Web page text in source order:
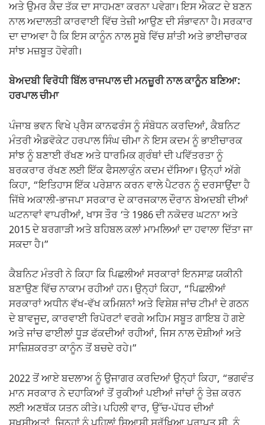
ਅਤੇ ਉਮਰ ਕੈਦ ਤੱਕ ਦਾ ਸਾਹਮਣਾ ਕਰਨਾ ਪਵੇਗਾ। ਇਸ ਐਕਟ ਦੇ ਬਣਨ
ਨਾਲ ਅਦਾਲਤੀ ਕਾਰਵਾਈ ਵਿੱਚ ਤੇਜ਼ੀ ਆਉਣ ਦੀ ਸੰਭਾਵਨਾ ਹੈ। ਸਰਕਾਰ
ਦਾ ਦਾਅਵਾ ਹੈ ਕਿ ਇਸ ਕਾਨੂੰਨ ਨਾਲ ਸੂਬੇ ਵਿੱਚ ਸ਼ਾਂਤੀ ਅਤੇ ਭਾਈਚਾਰਕ
ਸਾਂਝ ਮਜ਼ਬੂਤ ਹੋਵੇਗੀ।
ਬੇਅਦਬੀ ਵਿਰੋਧੀ ਬਿੱਲ ਰਾਜਪਾਲ ਦੀ ਮਨਜ਼ੂਰੀ ਨਾਲ ਕਾਨੂੰਨ ਬਣਿਆ:
ਹਰਪਾਲ ਚੀਮਾ
ਪੰਜਾਬ ਭਵਨ ਵਿਖੇ ਪ੍ਰੈਸ ਕਾਨਫਰੰਸ ਨੂੰ ਸੰਬੋਧਨ ਕਰਦਿਆਂ, ਕੈਬਨਿਟ
ਮੰਤਰੀ ਐਡਵੋਕੇਟ ਹਰਪਾਲ ਸਿੰਘ ਚੀਮਾ ਨੇ ਇਸ ਕਦਮ ਨੂੰ ਭਾਈਚਾਰਕ
ਸਾਂਝ ਨੂੰ ਬਣਾਈ ਰੱਖਣ ਅਤੇ ਧਾਰਮਿਕ ਗ੍ਰੰਥਾਂ ਦੀ ਪਵਿੱਤਰਤਾ ਨੂੰ
ਬਰਕਰਾਰ ਰੱਖਣ ਲਈ ਇੱਕ ਫੈਸਲਾਕੁੰਨ ਕਦਮ ਦੱਸਿਆ। ਉਨ੍ਹਾਂ ਅੱਗੇ
ਕਿਹਾ, “ਇਤਿਹਾਸ ਇੱਕ ਪਰੇਸ਼ਾਨ ਕਰਨ ਵਾਲੇ ਪੈਟਰਨ ਨੂੰ ਦਰਸਾਉਂਦਾ ਹੈ
ਜਿੱਥੇ ਅਕਾਲੀ-ਭਾਜਪਾ ਸਰਕਾਰ ਦੇ ਕਾਰਜਕਾਲ ਦੌਰਾਨ ਬੇਅਦਬੀ ਦੀਆਂ
ਘਟਨਾਵਾਂ ਵਾਪਰੀਆਂ, ਖਾਸ ਤੌਰ ‘ਤੇ 1986 ਦੀ ਨਕੋਦਰ ਘਟਨਾ ਅਤੇ
2015 ਦੇ ਬਰਗਾੜੀ ਅਤੇ ਬਹਿਬਲ ਕਲਾਂ ਮਾਮਲਿਆਂ ਦਾ ਹਵਾਲਾ ਦਿੱਤਾ ਜਾ
ਸਕਦਾ ਹੈ।”
ਕੈਬਨਿਟ ਮੰਤਰੀ ਨੇ ਕਿਹਾ ਕਿ ਪਿਛਲੀਆਂ ਸਰਕਾਰਾਂ ਇਨਸਾਫ਼ ਯਕੀਨੀ
ਬਣਾਉਣ ਵਿੱਚ ਨਾਕਾਮ ਰਹੀਆਂ ਹਨ। ਉਨ੍ਹਾਂ ਕਿਹਾ, “ਪਿਛਲੀਆਂ
ਸਰਕਾਰਾਂ ਅਧੀਨ ਵੱਖ-ਵੱਖ ਕਮਿਸ਼ਨਾਂ ਅਤੇ ਵਿਸ਼ੇਸ਼ ਜਾਂਚ ਟੀਮਾਂ ਦੇ ਗਠਨ
ਦੇ ਬਾਵਜੂਦ, ਕਾਰਵਾਈ ਰਿਪੋਰਟਾਂ ਵਰਗੇ ਅਹਿਮ ਸਬੂਤ ਗਾਇਬ ਹੋ ਗਏ
ਅਤੇ ਜਾਂਚ ਫਾਈਲਾਂ ਧੂੜ ਫੱਕਦੀਆਂ ਰਹੀਆਂ, ਜਿਸ ਨਾਲ ਦੋਸ਼ੀਆਂ ਅਤੇ
ਸਾਜ਼ਿਸ਼ਕਰਤਾ ਕਾਨੂੰਨ ਤੋਂ ਬਚਦੇ ਰਹੇ।”
2022 ਤੋਂ ਆਏ ਬਦਲਾਅ ਨੂੰ ਉਜਾਗਰ ਕਰਦਿਆਂ ਉਨ੍ਹਾਂ ਕਿਹਾ, “ਭਗਵੰਤ
ਮਾਨ ਸਰਕਾਰ ਨੇ ਦਹਾਕਿਆਂ ਤੋਂ ਰੁਕੀਆਂ ਪਈਆਂ ਜਾਂਚਾਂ ਨੂੰ ਤੇਜ਼ ਕਰਨ
ਲਈ ਅਣਥੱਕ ਯਤਨ ਕੀਤੇ। ਪਹਿਲੀ ਵਾਰ, ਉੱਚ-ਪੱਧਰ ਦੀਆਂ